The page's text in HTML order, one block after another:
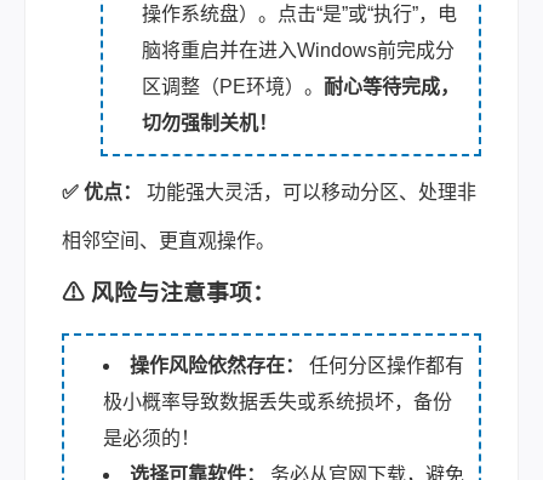
操作系统盘）。点击“是”或“执行”，电
脑将重启并在进入Windows前完成分
区调整（PE环境）。 耐心等待完成，
切勿强制关机！
✅ 优点： 功能强大灵活，可以移动分区、处理非
相邻空间、更直观操作。
⚠ 风险与注意事项：
操作风险依然存在：
任何分区操作都有
极小概率导致数据丢失或系统损坏，备份
是必须的！
选择可靠软件：
务必从官网下载，避免